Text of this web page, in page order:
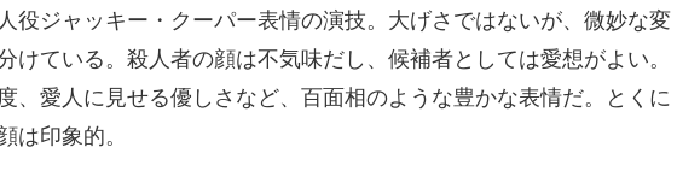
役ジャッキー・クーパー表情の演技。大げさではないが、微妙な変
けている。殺人者の顔は不気味だし、候補者としては愛想がよい。
、愛人に見せる優しさなど、百面相のような豊かな表情だ。とくに
は印象的。